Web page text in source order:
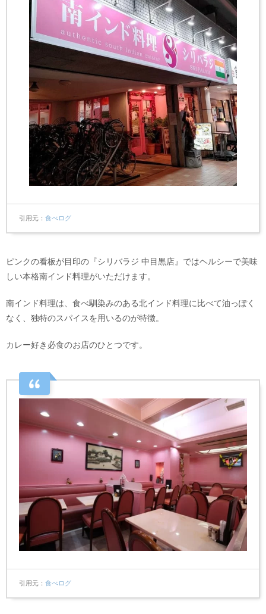
引用元 食べログ
ピンクの看板が目印の『シリバラジ 中目黒店』ではヘルシーで美味
しい本格南インド料理がいただけます。
南インド料理は、食べ馴染みのある北インド料理に比べて油っぽく
なく、独特のスパイスを用いるのが特徴。
カレー好き必食のお店のひとつです。
引用元 食べログ